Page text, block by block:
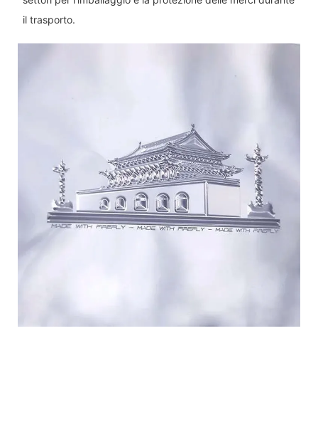
il trasporto.